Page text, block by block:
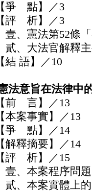
【爭 點】／3
【評 析】／3
壹、憲法第52條
貳、大法官解釋
【結 語】／10
法意旨在法律中
【前 言】／13
【本案事實】／13
【爭 點】／14
【解釋摘要】／14
【評 析】／15
壹、本案程序問
貳、本案實體上